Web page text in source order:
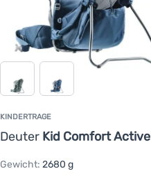
KINDERTRAGE
Deuter Kid Comfort Active
Gewicht: 2680 g